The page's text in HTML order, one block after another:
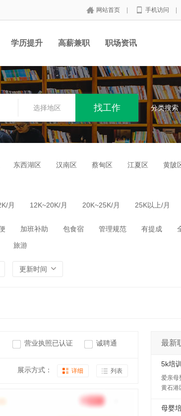
网站首页 手机访问
学历提升 高薪兼职 职场资讯
选择地区 分类搜索
东西湖区 汉南区 蔡甸区 江夏区 黄陂
月 12K~20K/月 20K~25K/月 25K以上/月
加班补助 包食宿 管理规范 有提成
旅游
更新时间
营业执照已认证 诚聘通
展示方式： 详细 列表
最新
黄石港
母婴